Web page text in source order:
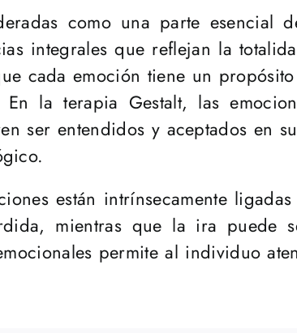
como una parte esencial
integrales que reflejan la
cada emoción tiene un
la terapia Gestalt, las
ser entendidos y aceptados en
están intrínsecamente
mientras que la ira puede
permite al individuo